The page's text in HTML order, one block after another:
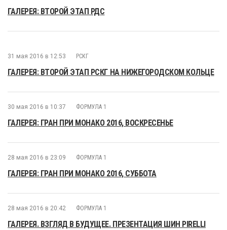
ГАЛЕРЕЯ: ВТОРОЙ ЭТАП РДС
31 мая 2016 в 12:53 РСКГ
ГАЛЕРЕЯ: ВТОРОЙ ЭТАП РСКГ НА НИЖЕГОРОДСКОМ КОЛЬЦЕ
30 мая 2016 в 10:37 ФОРМУЛА 1
ГАЛЕРЕЯ: ГРАН ПРИ МОНАКО 2016, ВОСКРЕСЕНЬЕ
28 мая 2016 в 23:09 ФОРМУЛА 1
ГАЛЕРЕЯ: ГРАН ПРИ МОНАКО 2016, СУББОТА
28 мая 2016 в 20:42 ФОРМУЛА 1
ГАЛЕРЕЯ. ВЗГЛЯД В БУДУЩЕЕ. ПРЕЗЕНТАЦИЯ ШИН PIRELLI